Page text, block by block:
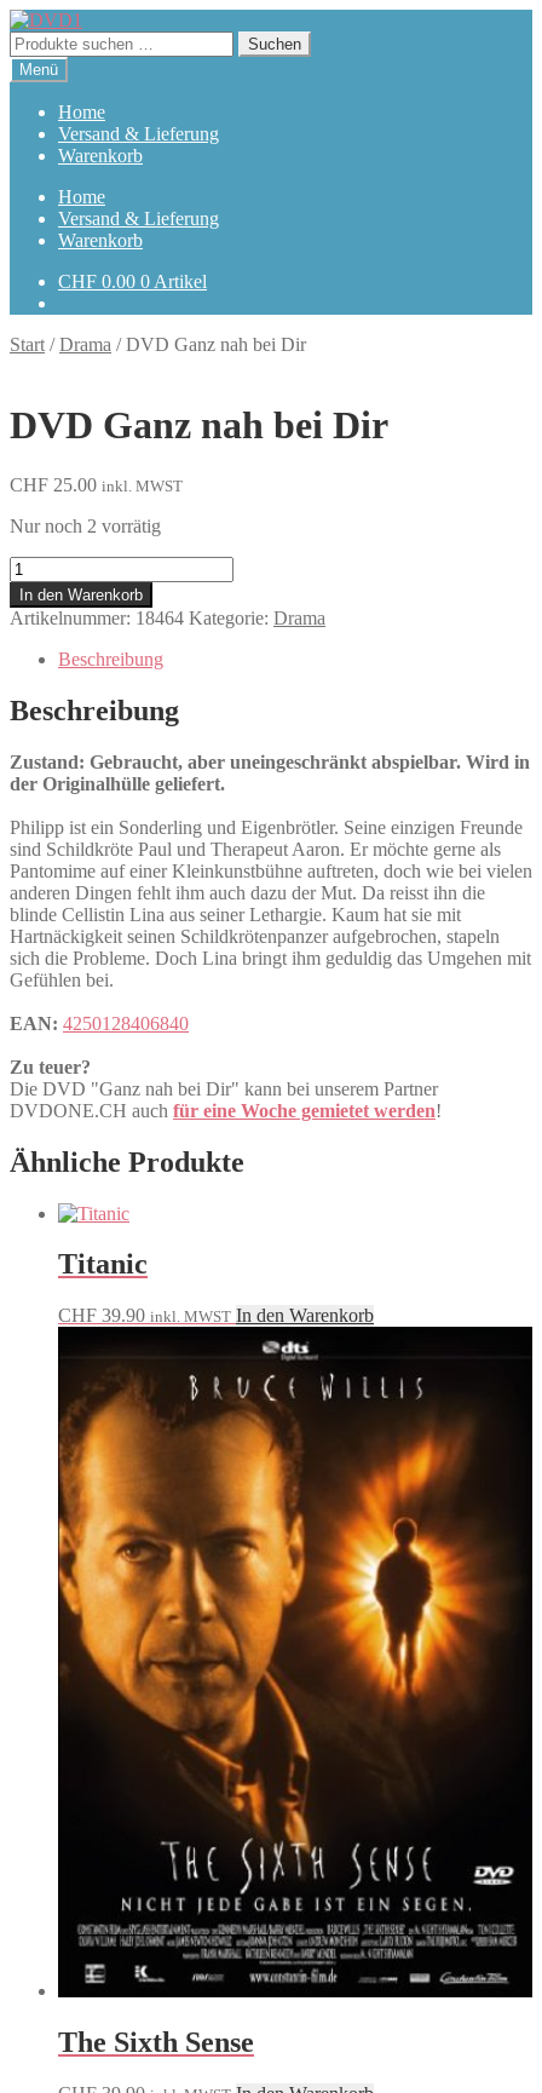
Zur
Navigation
springen
Zum
Inhalt
springen
Suchen
nach:
Suchen
Menü
Home
Versand & Lieferung
Warenkorb
Home
Versand & Lieferung
Warenkorb
CHF 0.00 0 Artikel
Start /Drama /DVD Ganz nah bei Dir
DVD Ganz nah bei Dir
CHF 25.00 inkl. MWST
Nur noch 2 vorrätig
Ganz
nah
bei
Dir
Menge
In den Warenkorb
Artikelnummer: 18464 Kategorie: Drama
Beschreibung
Beschreibung
Zustand: Gebraucht, aber uneingeschränkt abspielbar. Wird in
der Originalhülle geliefert.
Philipp ist ein Sonderling und Eigenbrötler. Seine einzigen Freunde
sind Schildkröte Paul und Therapeut Aaron. Er möchte gerne als
Pantomime auf einer Kleinkunstbühne auftreten, doch wie bei vielen
anderen Dingen fehlt ihm auch dazu der Mut. Da reisst ihn die
blinde Cellistin Lina aus seiner Lethargie. Kaum hat sie mit
Hartnäckigkeit seinen Schildkrötenpanzer aufgebrochen, stapeln
sich die Probleme. Doch Lina bringt ihm geduldig das Umgehen mit
Gefühlen bei.
EAN: 4250128406840
Zu teuer?
Die DVD "Ganz nah bei Dir" kann bei unserem Partner
DVDONE.CH auch für eine Woche gemietet werden!
Ähnliche Produkte
Titanic
CHF 39.90 inkl. MWST In den Warenkorb
The Sixth Sense